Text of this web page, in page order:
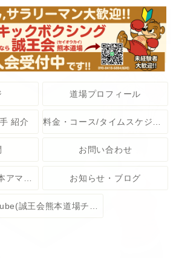
道場プロフィール
紹介
お問い合わせ
お知らせ・ブログ
YouTube(誠王会熊本道場チャンネル)